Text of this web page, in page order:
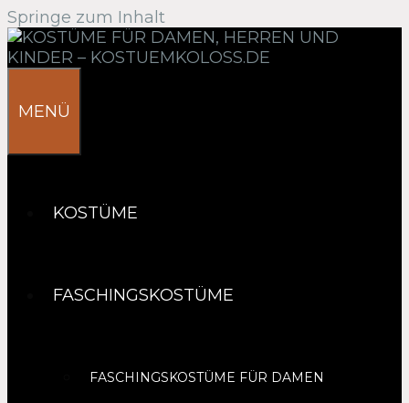
Springe zum Inhalt
MENÜ
KOSTÜME
FASCHINGSKOSTÜME
FASCHINGSKOSTÜME FÜR DAMEN